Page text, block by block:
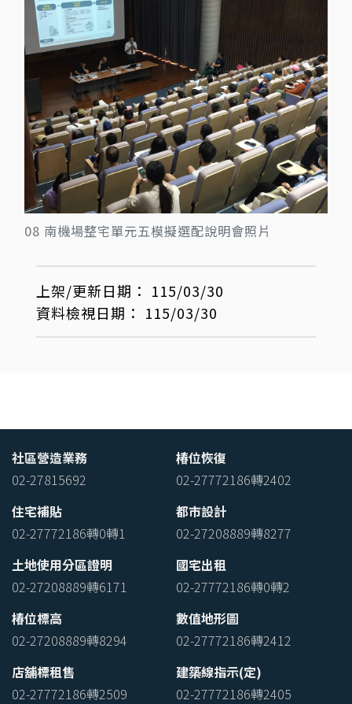
08 南機場整宅單元五模擬選配說明會照片
上架/更新日期： 115/03/30
資料檢視日期： 115/03/30
社區營造業務
02-27815692
椿位恢復
02-27772186轉2402
住宅補貼
02-27772186轉0轉1
都市設計
02-27208889轉8277
土地使用分區證明
02-27208889轉6171
國宅出租
02-27772186轉0轉2
椿位標高
02-27208889轉8294
數值地形圖
02-27772186轉2412
店舖標租售
02-27772186轉2509
建築線指示(定)
02-27772186轉2405